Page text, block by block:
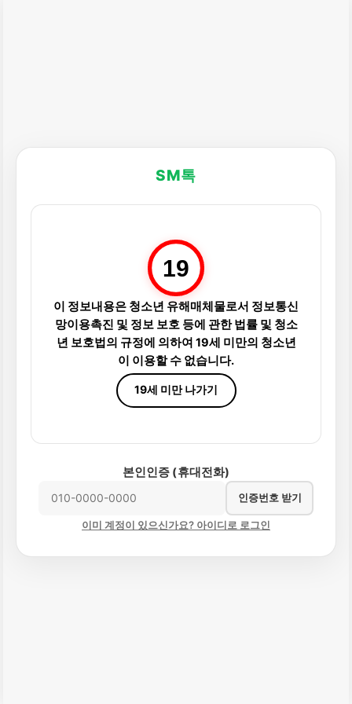
SM톡
19
이 정보내용은 청소년 유해매체물로서 정보통신
망이용촉진 및 정보 보호 등에 관한 법률 및 청소
년 보호법의 규정에 의하여 19세 미만의 청소년
이 이용할 수 없습니다.
19세 미만 나가기
본인인증 (휴대전화)
인증번호 받기
이미 계정이 있으신가요? 아이디로 로그인